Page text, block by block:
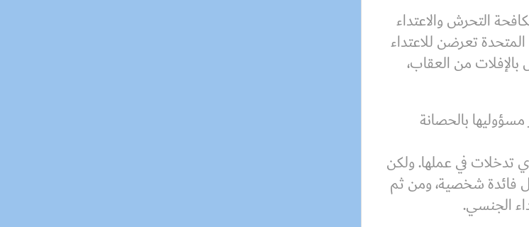
التحرش والاعتداء
الأمم المتحدة تعرضن للاعتداء
من العقاب،
بالحصانة
تدخلات في عملها. ولكن
فائدة شخصية، ومن ثم
الجنسي.